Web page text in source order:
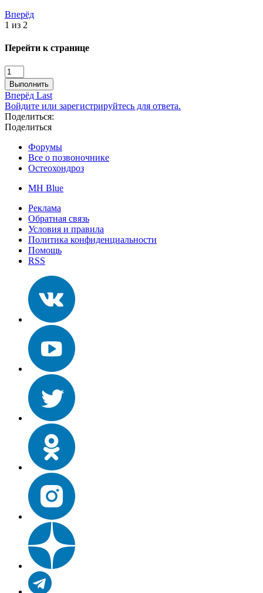
Вперёд
1 из 2
Перейти к странице
Выполнить
Вперёд Last
Войдите или зарегистрируйтесь для ответа.
Поделиться:
Поделиться
Форумы
Все о позвоночнике
Остеохондроз
MH Blue
Реклама
Обратная связь
Условия и правила
Политика конфиденциальности
Помощь
RSS